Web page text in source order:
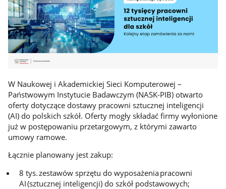
W Naukowej i Akademickiej Sieci Komputerowej –
Państwowym Instytucie Badawczym (NASK-PIB) otwarto
oferty dotyczące dostawy pracowni sztucznej inteligencji
(AI) do polskich szkół. Oferty mogły składać firmy wyłonione
już w postępowaniu przetargowym, z którymi zawarto
umowy ramowe.
Łącznie planowany jest zakup:
8 tys. zestawów sprzętu do wyposażenia pracowni
AI (sztucznej inteligencji) do szkół podstawowych;